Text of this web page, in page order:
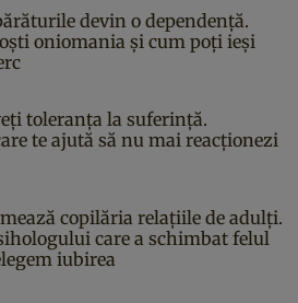
devin o dependență.
oniomania și cum poți ieși
toleranța la suferință.
te ajută să nu mai reacționezi
copilăria relațiile de adulți.
care a schimbat felul
iubirea